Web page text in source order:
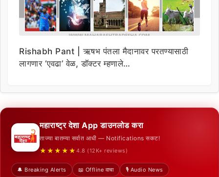
Rishabh Pant | ऋषभ पंतला मैदानावर परतण्यासाठी
लागणार ‘एवढा’ वेळ, डॉक्टर म्हणाले…
महाराष्ट्र देशा App डाउनलोड करा
ताज्या बातम्या सर्वात आधी — Notifications सकट!
★★★★★ 4.8 (12K+ reviews)
🔔 Breaking Alerts 📖 Offline वाचा
🎙️ Audio News